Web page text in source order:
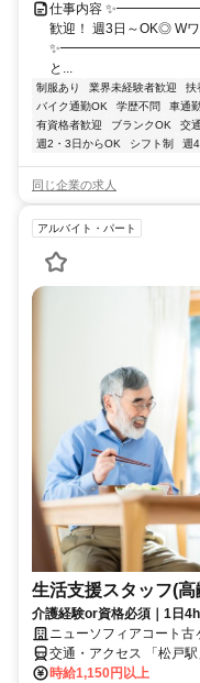
仕事内容
歓迎！ 週3日～OK◎ W
と...
制服あり 業界未経験者歓迎 扶
バイク通勤OK
学歴不問 車通
有資格者歓迎
ブランクOK 交
週2・3日からOK
シフト制 週
同じ企業の求人
アルバイト・パート
生活支援スタッフ(
介護経験or資格必須｜1日
ニューソフィアコート古
交通・アクセス 「松戸
時給1,150円以上